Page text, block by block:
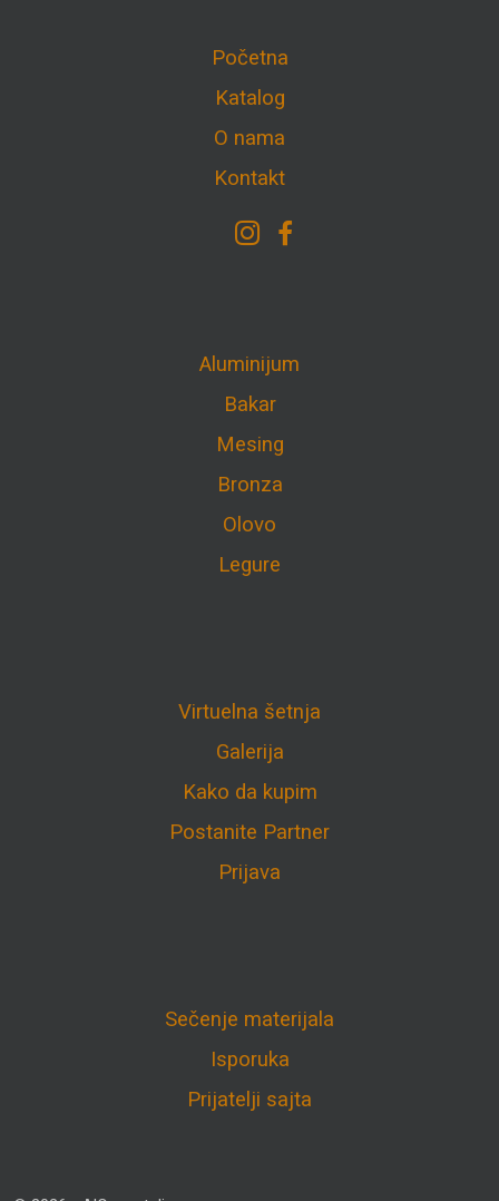
Početna
Katalog
O nama
Kontakt
Aluminijum
Bakar
Mesing
Bronza
Olovo
Legure
Virtuelna šetnja
Galerija
Kako da kupim
Postanite Partner
Prijava
Sečenje materijala
Isporuka
Prijatelji sajta